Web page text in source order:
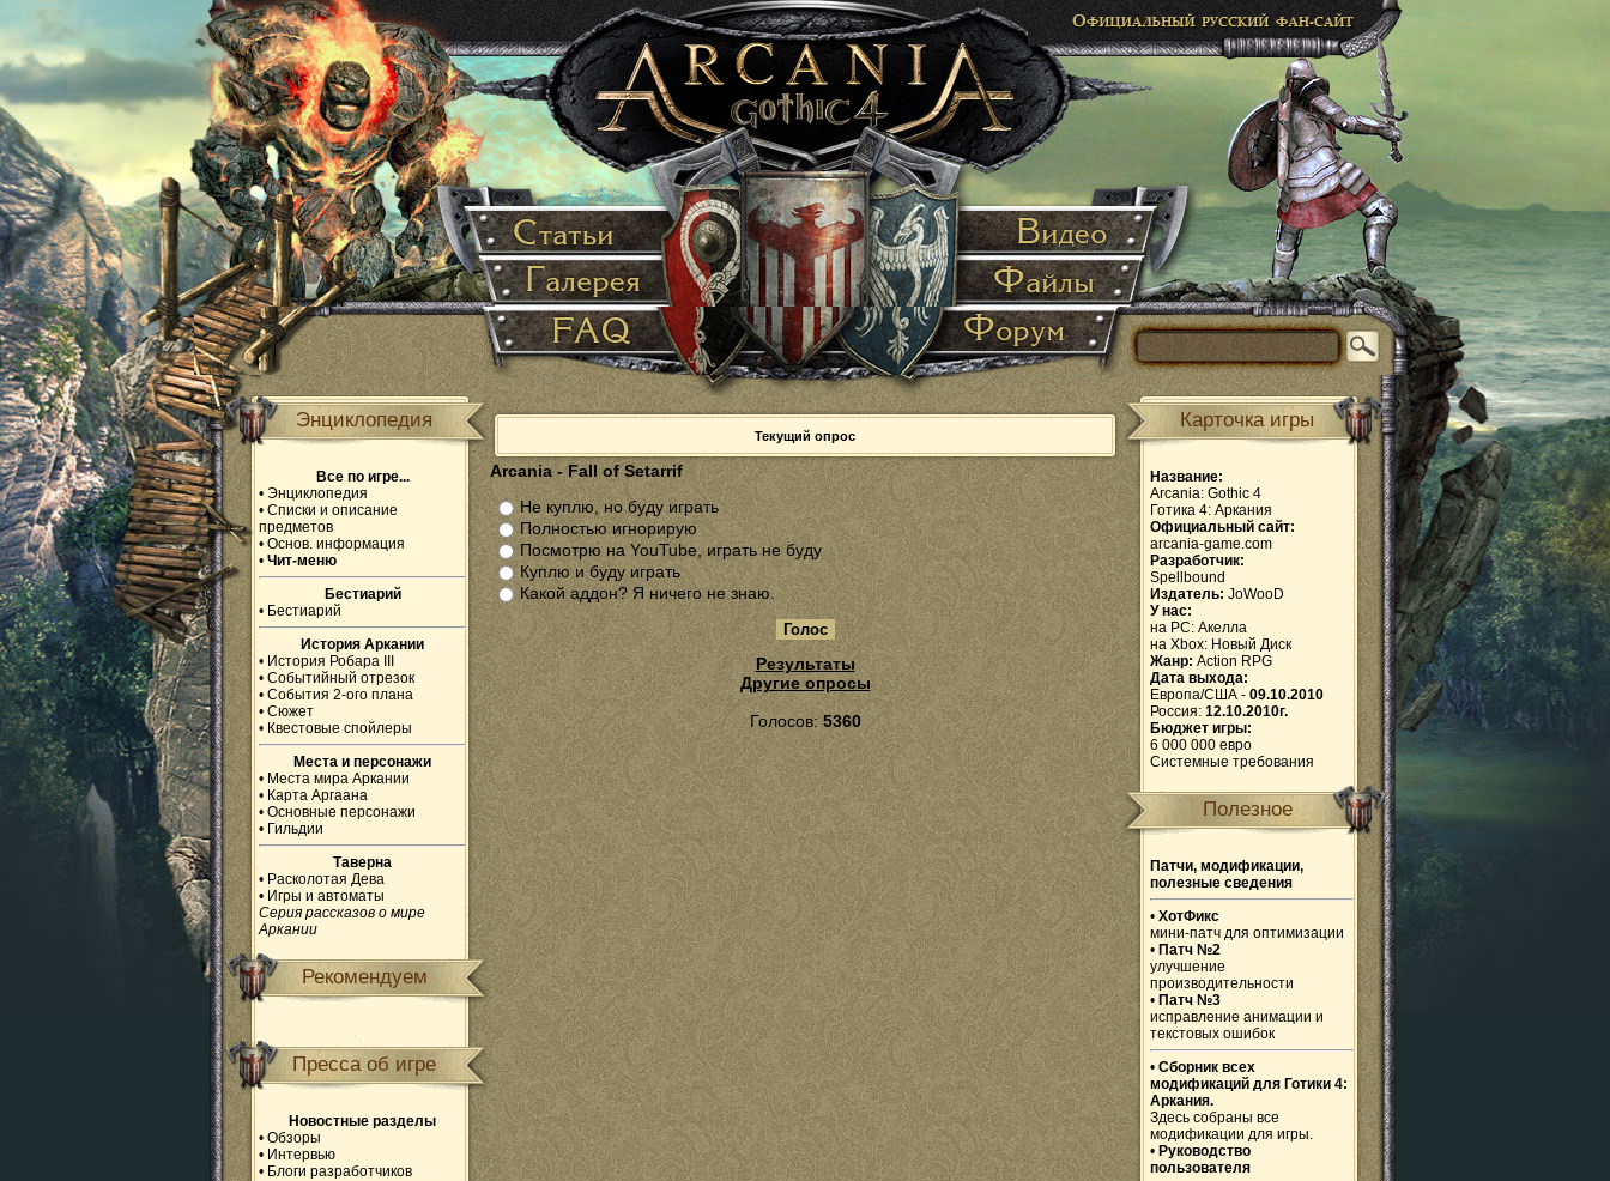
Энциклопедия
Все по игре...
• Энциклопедия
• Списки и описание
предметов
• Основ. информация
• Чит-меню
Бестиарий
• Бестиарий
История Аркании
• История Робара III
• Событийный отрезок
• События 2-ого плана
• Сюжет
• Квестовые спойлеры
Места и персонажи
• Места мира Аркании
• Карта Аргаана
• Основные персонажи
• Гильдии
Таверна
• Расколотая Дева
• Игры и автоматы
Серия рассказов о мире
Аркании
Рекомендуем
Пресса об игре
Новостные разделы
• Обзоры
• Интервью
• Блоги разработчиков
Текущий опрос
Arcania - Fall of Setarrif
Не куплю, но буду играть
Полностью игнорирую
Посмотрю на YouTube, играть не буду
Куплю и буду играть
Какой аддон? Я ничего не знаю.
Результаты
Другие опросы
Голосов:5360
Карточка игры
Название:
Arcania: Gothic 4
Готика 4: Аркания
Официальный сайт:
arcania-game.com
Разработчик:
Spellbound
Издатель: JoWooD
У нас:
на PC: Акелла
на Xbox: Новый Диск
Жанр: Action RPG
Дата выхода:
Европа/США - 09.10.2010
Россия: 12.10.2010г.
Бюджет игры:
6 000 000 евро
Системные требования
Полезное
Патчи, модификации,
полезные сведения
• ХотФикс
мини-патч для оптимизации
• Патч №2
улучшение
производительности
• Патч №3
исправление анимации и
текстовых ошибок
• Сборник всех
модификаций для Готики 4:
Аркания.
Здесь собраны все
модификации для игры.
• Руководство
пользователя